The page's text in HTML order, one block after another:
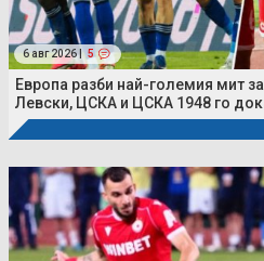
6 авг 2026 | 5
Европа разби най-големия мит
Левски, ЦСКА и ЦСКА 1948 го